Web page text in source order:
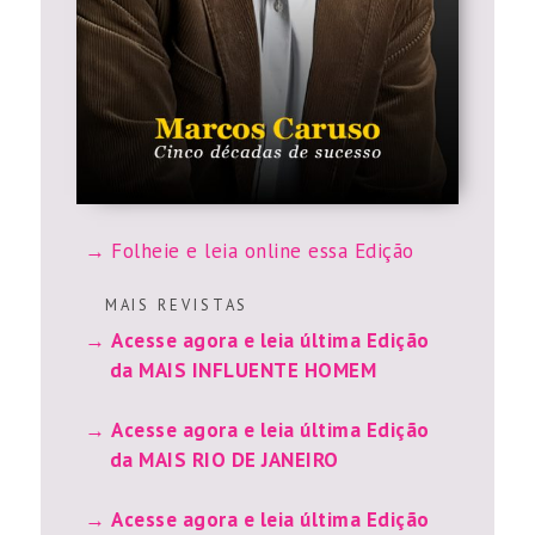
Folheie e leia online essa Edição
M A I S R E V I S T A S
Acesse agora e leia última Edição
da MAIS INFLUENTE HOMEM
Acesse agora e leia última Edição
da MAIS RIO DE JANEIRO
Acesse agora e leia última Edição